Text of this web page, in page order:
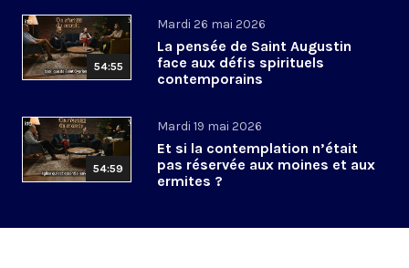
54:55
Mardi 26 mai 2026
La pensée de Saint Augustin
face aux défis spirituels
contemporains
54:59
Mardi 19 mai 2026
Et si la contemplation n’était
pas réservée aux moines et aux
ermites ?